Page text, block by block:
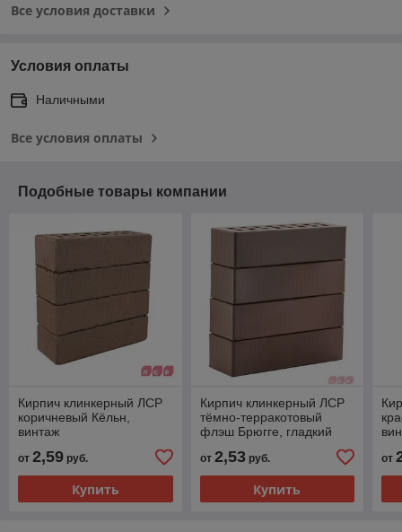
Все условия доставки
Условия оплаты
Наличными
Все условия оплаты
Подобные товары компании
Кирпич клинкерный ЛСР
коричневый Кёльн,
винтаж
от 2,59 руб.
Купить
Кирпич клинкерный ЛСР
тёмно-терракотовый
флэш Брюгге, гладкий
от 2,53руб.
Купить
от